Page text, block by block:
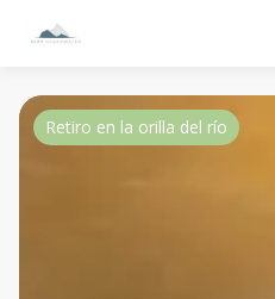
Retiro en la orilla del río